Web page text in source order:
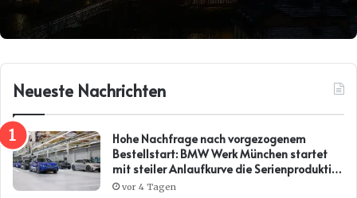
Neueste Nachrichten
Hohe Nachfrage nach vorgezogenem
Bestellstart: BMW Werk München startet
mit steiler Anlaufkurve die Serienproduktion
des BMW i3*
vor 4 Tagen